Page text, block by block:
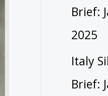
Brief:
2025
Italy
Brief: